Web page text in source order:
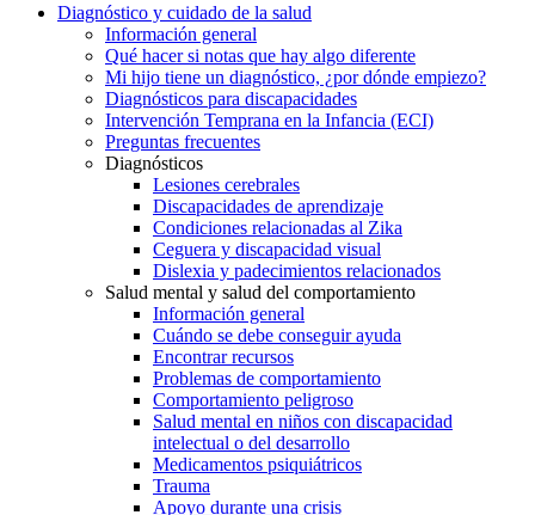
Diagnóstico y cuidado de la salud
Información general
Qué hacer si notas que hay algo diferente
Mi hijo tiene un diagnóstico, ¿por dónde empiezo?
Diagnósticos para discapacidades
Intervención Temprana en la Infancia (ECI)
Preguntas frecuentes
Diagnósticos
Lesiones cerebrales
Discapacidades de aprendizaje
Condiciones relacionadas al Zika
Ceguera y discapacidad visual
Dislexia y padecimientos relacionados
Salud mental y salud del comportamiento
Información general
Cuándo se debe conseguir ayuda
Encontrar recursos
Problemas de comportamiento
Comportamiento peligroso
Salud mental en niños con discapacidad
intelectual o del desarrollo
Medicamentos psiquiátricos
Trauma
Apoyo durante una crisis